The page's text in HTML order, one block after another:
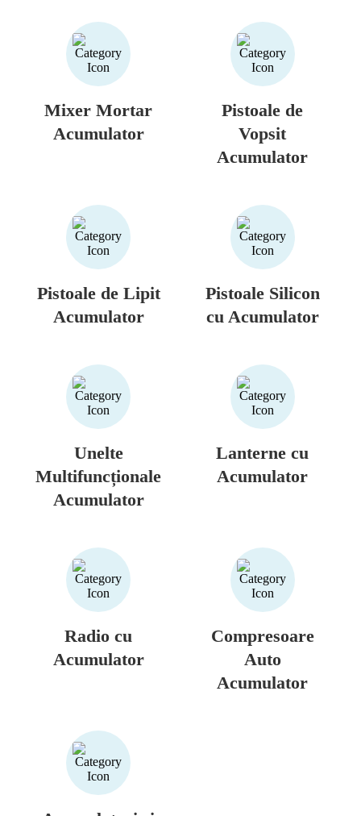
Mixer Mortar
Acumulator
Pistoale de
Vopsit
Acumulator
Pistoale de Lipit
Acumulator
Pistoale Silicon
cu Acumulator
Unelte
Multifuncționale
Acumulator
Lanterne cu
Acumulator
Radio cu
Acumulator
Compresoare
Auto
Acumulator